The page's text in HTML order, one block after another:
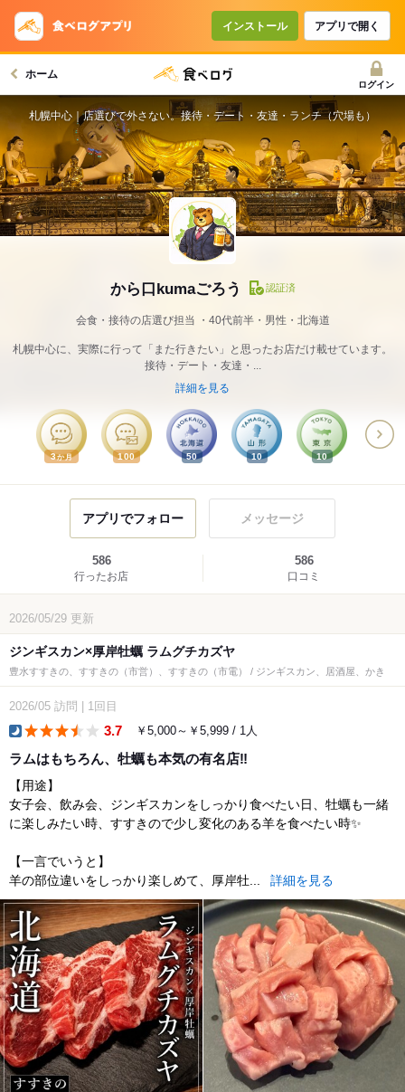
インストール アプリで開く
ホーム
ログイン
から口kumaごろう 認証済
会食・接待の店選び担当 40代前半・男性・北海道
札幌中心に、実際に行って「また行きたい」と思ったお店だけ載せています。
接待・デート・友達・...
詳細を見る
3か月 100 50 10 10
札幌中心｜店選びで外さない。接待・デート・友達・ランチ（穴場も）
アプリでフォロー メッセージ
586
行ったお店
586
口コミ
2026/05/29 更新
ジンギスカン×厚岸牡蠣 ラムグチカズヤ
豊水すすきの、すすきの（市営）、すすきの（市電） / ジンギスカン、居酒屋、かき
2026/05 訪問 1回目
3.7 ￥5,000～￥5,999 / 1人
ラムはもちろん、牡蠣も本気の有名店‼️
【用途】
女子会、飲み会、ジンギスカンをしっかり食べたい日、牡蠣も一緒
に楽しみたい時、すすきので少し変化のある羊を食べたい時✨
【一言でいうと】
羊の部位違いをしっかり楽しめて、厚岸牡...
詳細を見る